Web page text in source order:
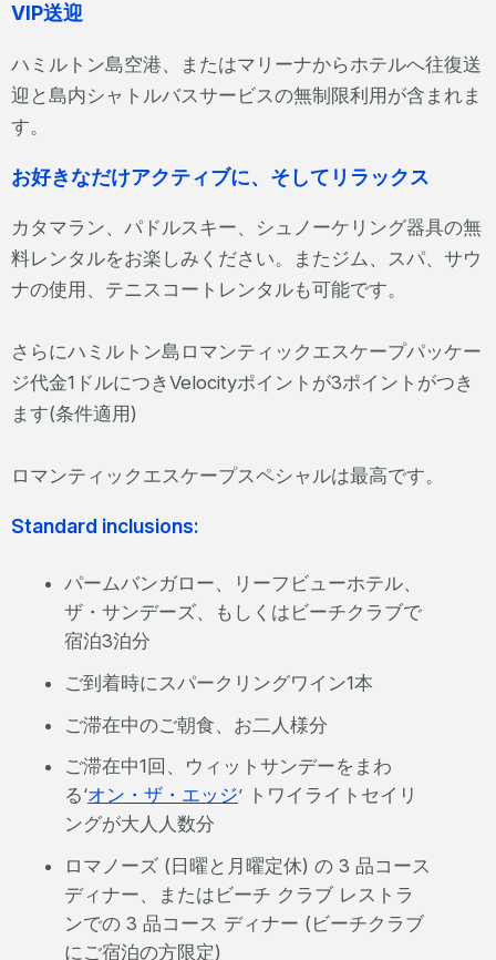
VIP送迎
ハミルトン島空港、またはマリーナからホテルへ往復送
迎と島内シャトルバスサービスの無制限利用が含まれま
す。
お好きなだけアクティブに、そしてリラックス
カタマラン、パドルスキー、シュノーケリング器具の無
料レンタルをお楽しみください。またジム、スパ、サウ
ナの使用、テニスコートレンタルも可能です。
さらにハミルトン島ロマンティックエスケープパッケー
ジ代金1ドルにつきVelocityポイントが3ポイントがつき
ます(条件適用)
ロマンティックエスケープスペシャルは最高です。
Standard inclusions:
パームバンガロー、リーフビューホテル、
ザ・サンデーズ、もしくはビーチクラブで
宿泊3泊分
ご到着時にスパークリングワイン1本
ご滞在中のご朝食、お二人様分
ご滞在中1回、ウィットサンデーをまわ
る‘オン・ザ・エッジ’ トワイライトセイリ
ングが大人人数分
ロマノーズ (日曜と月曜定休) の 3 品コース
ディナー、またはビーチ クラブ レストラ
ンでの 3 品コース ディナー (ビーチクラブ
にご宿泊の方限定)